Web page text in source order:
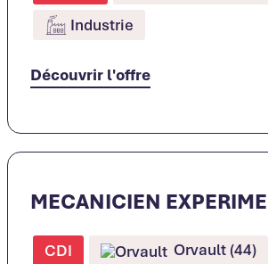
Industrie
Découvrir l'offre
MECANICIEN
CDI
Orvault (44)